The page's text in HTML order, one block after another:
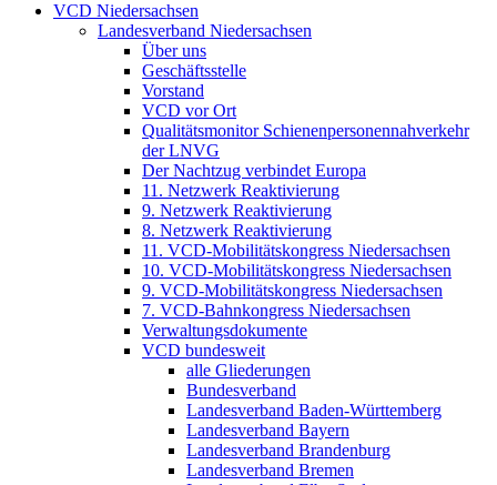
VCD Niedersachsen
Landesverband Niedersachsen
Über uns
Geschäftsstelle
Vorstand
VCD vor Ort
Qualitätsmonitor Schienenpersonennahverkehr
der LNVG
Der Nachtzug verbindet Europa
11. Netzwerk Reaktivierung
9. Netzwerk Reaktivierung
8. Netzwerk Reaktivierung
11. VCD-Mobilitätskongress Niedersachsen
10. VCD-Mobilitätskongress Niedersachsen
9. VCD-Mobilitätskongress Niedersachsen
7. VCD-Bahnkongress Niedersachsen
Verwaltungsdokumente
VCD bundesweit
alle Gliederungen
Bundesverband
Landesverband Baden-Württemberg
Landesverband Bayern
Landesverband Brandenburg
Landesverband Bremen